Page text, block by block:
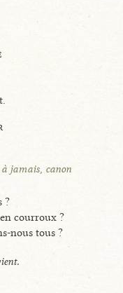
jamais, canon
?
courroux ?
nous tous ?